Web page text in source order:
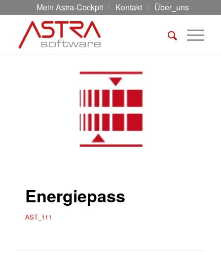
Mein Astra-Cockpit Kontakt Über_uns
Energiepass
AST_111